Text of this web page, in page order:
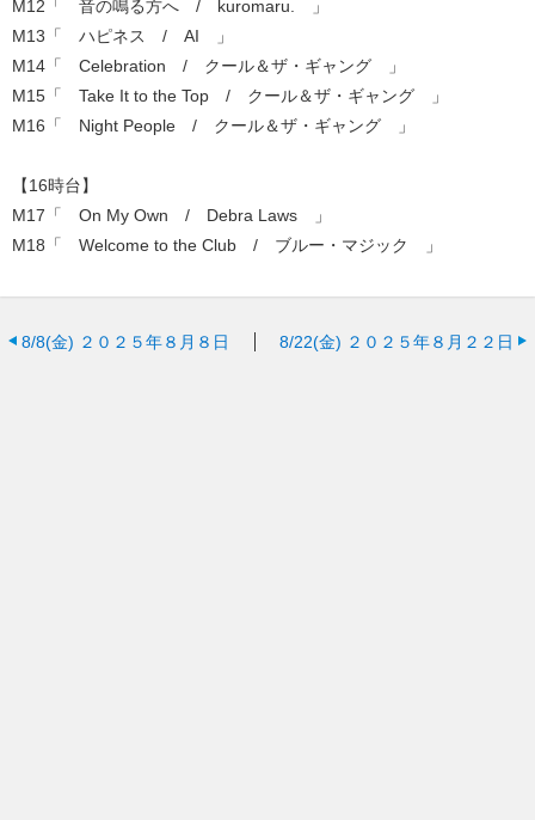
M12「 音の鳴る方へ / kuromaru. 」
M13「 ハピネス / AI 」
M14「 Celebration / クール＆ザ・ギャング 」
M15「 Take It to the Top / クール＆ザ・ギャング 」
M16「 Night People / クール＆ザ・ギャング 」
【16時台】
M17「 On My Own / Debra Laws 」
M18「 Welcome to the Club / ブルー・マジック 」
8/8(金) ２０２５年８月８日 8/22(金) ２０２５年８月２２日